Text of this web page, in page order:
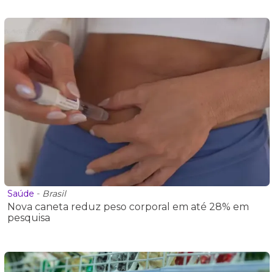
Saúde - Brasil
Nova caneta reduz peso corporal em até 28% em
pesquisa